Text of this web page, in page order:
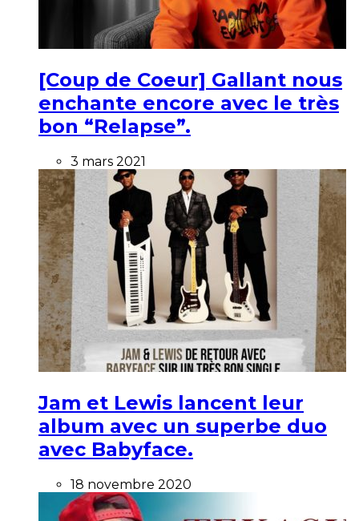
[Coup de Coeur] Gallant nous
enchante encore avec le très
bon “Relapse”.
3 mars 2021
Jam et Lewis lancent leur
album avec un superbe duo
avec Babyface.
18 novembre 2020